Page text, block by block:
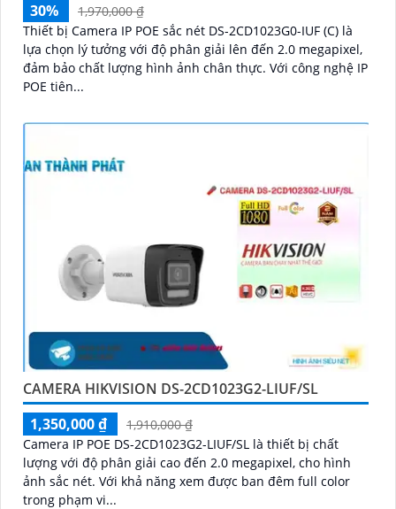
30%
1,970,000 ₫
Thiết bị Camera IP POE sắc nét DS-2CD1023G0-IUF (C) là
lựa chọn lý tưởng với độ phân giải lên đến 2.0 megapixel,
đảm bảo chất lượng hình ảnh chân thực. Với công nghệ IP
POE tiên...
CAMERA HIKVISION DS-2CD1023G2-LIUF/SL
1,350,000 ₫
1,910,000 ₫
Camera IP POE DS-2CD1023G2-LIUF/SL là thiết bị chất
lượng với độ phân giải cao đến 2.0 megapixel, cho hình
ảnh sắc nét. Với khả năng xem được ban đêm full color
trong phạm vi...